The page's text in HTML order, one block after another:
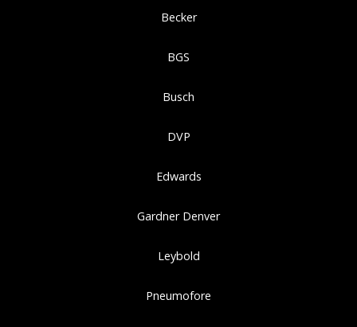
Becker
BGS
Busch
DVP
Edwards
Gardner Denver
Leybold
Pneumofore